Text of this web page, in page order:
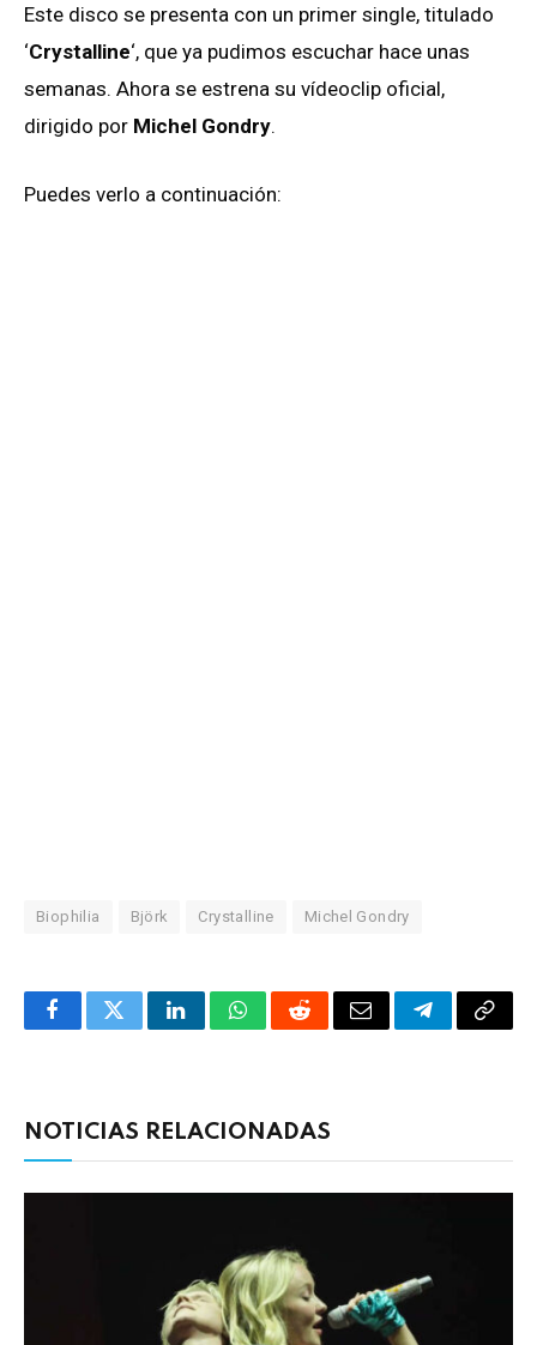
Este disco se presenta con un primer single, titulado
‘Crystalline‘, que ya pudimos escuchar hace unas
semanas. Ahora se estrena su vídeoclip oficial,
dirigido por Michel Gondry.
Puedes verlo a continuación:
Biophilia Björk Crystalline Michel Gondry
FacebookTwitterLinkedInWhatsAppRedditCorreoTelegrama
NOTICIAS RELACIONADAS